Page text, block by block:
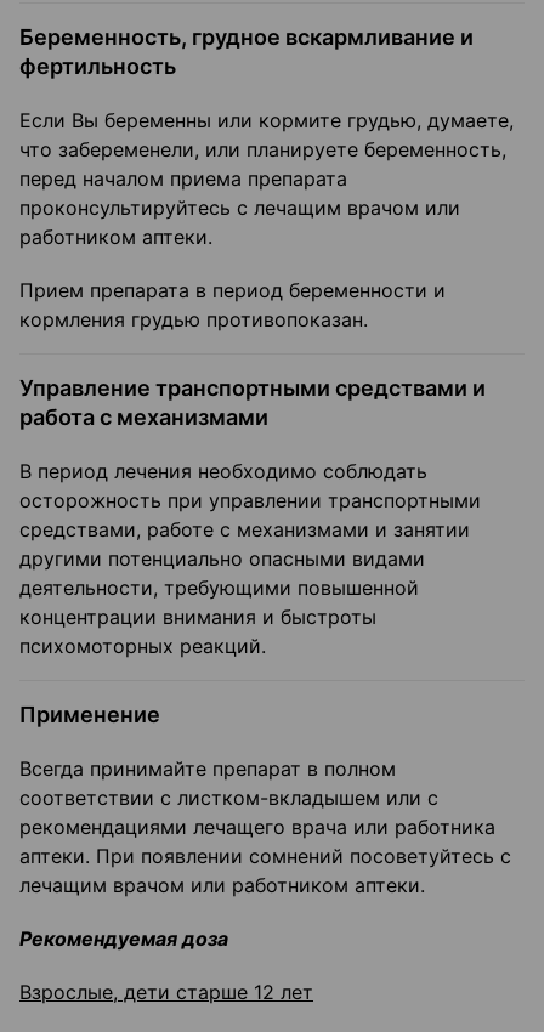
Беременность, грудное вскармливание и
фертильность
Если Вы беременны или кормите грудью, думаете,
что забеременели, или планируете беременность,
перед началом приема препарата
проконсультируйтесь с лечащим врачом или
работником аптеки.
Прием препарата в период беременности и
кормления грудью противопоказан.
Управление транспортными средствами и
работа с механизмами
В период лечения необходимо соблюдать
осторожность при управлении транспортными
средствами, работе с механизмами и занятии
другими потенциально опасными видами
деятельности, требующими повышенной
концентрации внимания и быстроты
психомоторных реакций.
Применение
Всегда принимайте препарат в полном
соответствии с листком-вкладышем или с
рекомендациями лечащего врача или работника
аптеки. При появлении сомнений посоветуйтесь с
лечащим врачом или работником аптеки.
Рекомендуемая доза
Взрослые, дети старше 12 лет